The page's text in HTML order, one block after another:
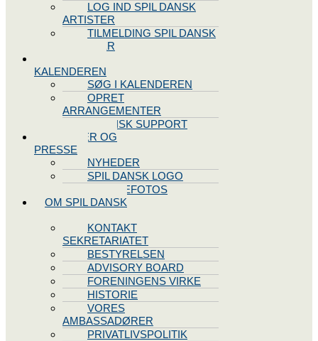
LOG IND SPIL DANSK
ARTISTER
TILMELDING SPIL DANSK
ARTISTER
KALENDEREN
SØG I KALENDEREN
OPRET
ARRANGEMENTER
TEKNISK SUPPORT
NYHEDER OG
PRESSE
NYHEDER
SPIL DANSK LOGO
PRESSEFOTOS
OM SPIL DANSK
KONTAKT
SEKRETARIATET
BESTYRELSEN
ADVISORY BOARD
FORENINGENS VIRKE
HISTORIE
VORES
AMBASSADØRER
PRIVATLIVSPOLITIK